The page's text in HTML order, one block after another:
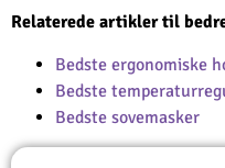
Relaterede artikler til
Bedste ergonomiske
Bedste
Bedste sovemasker